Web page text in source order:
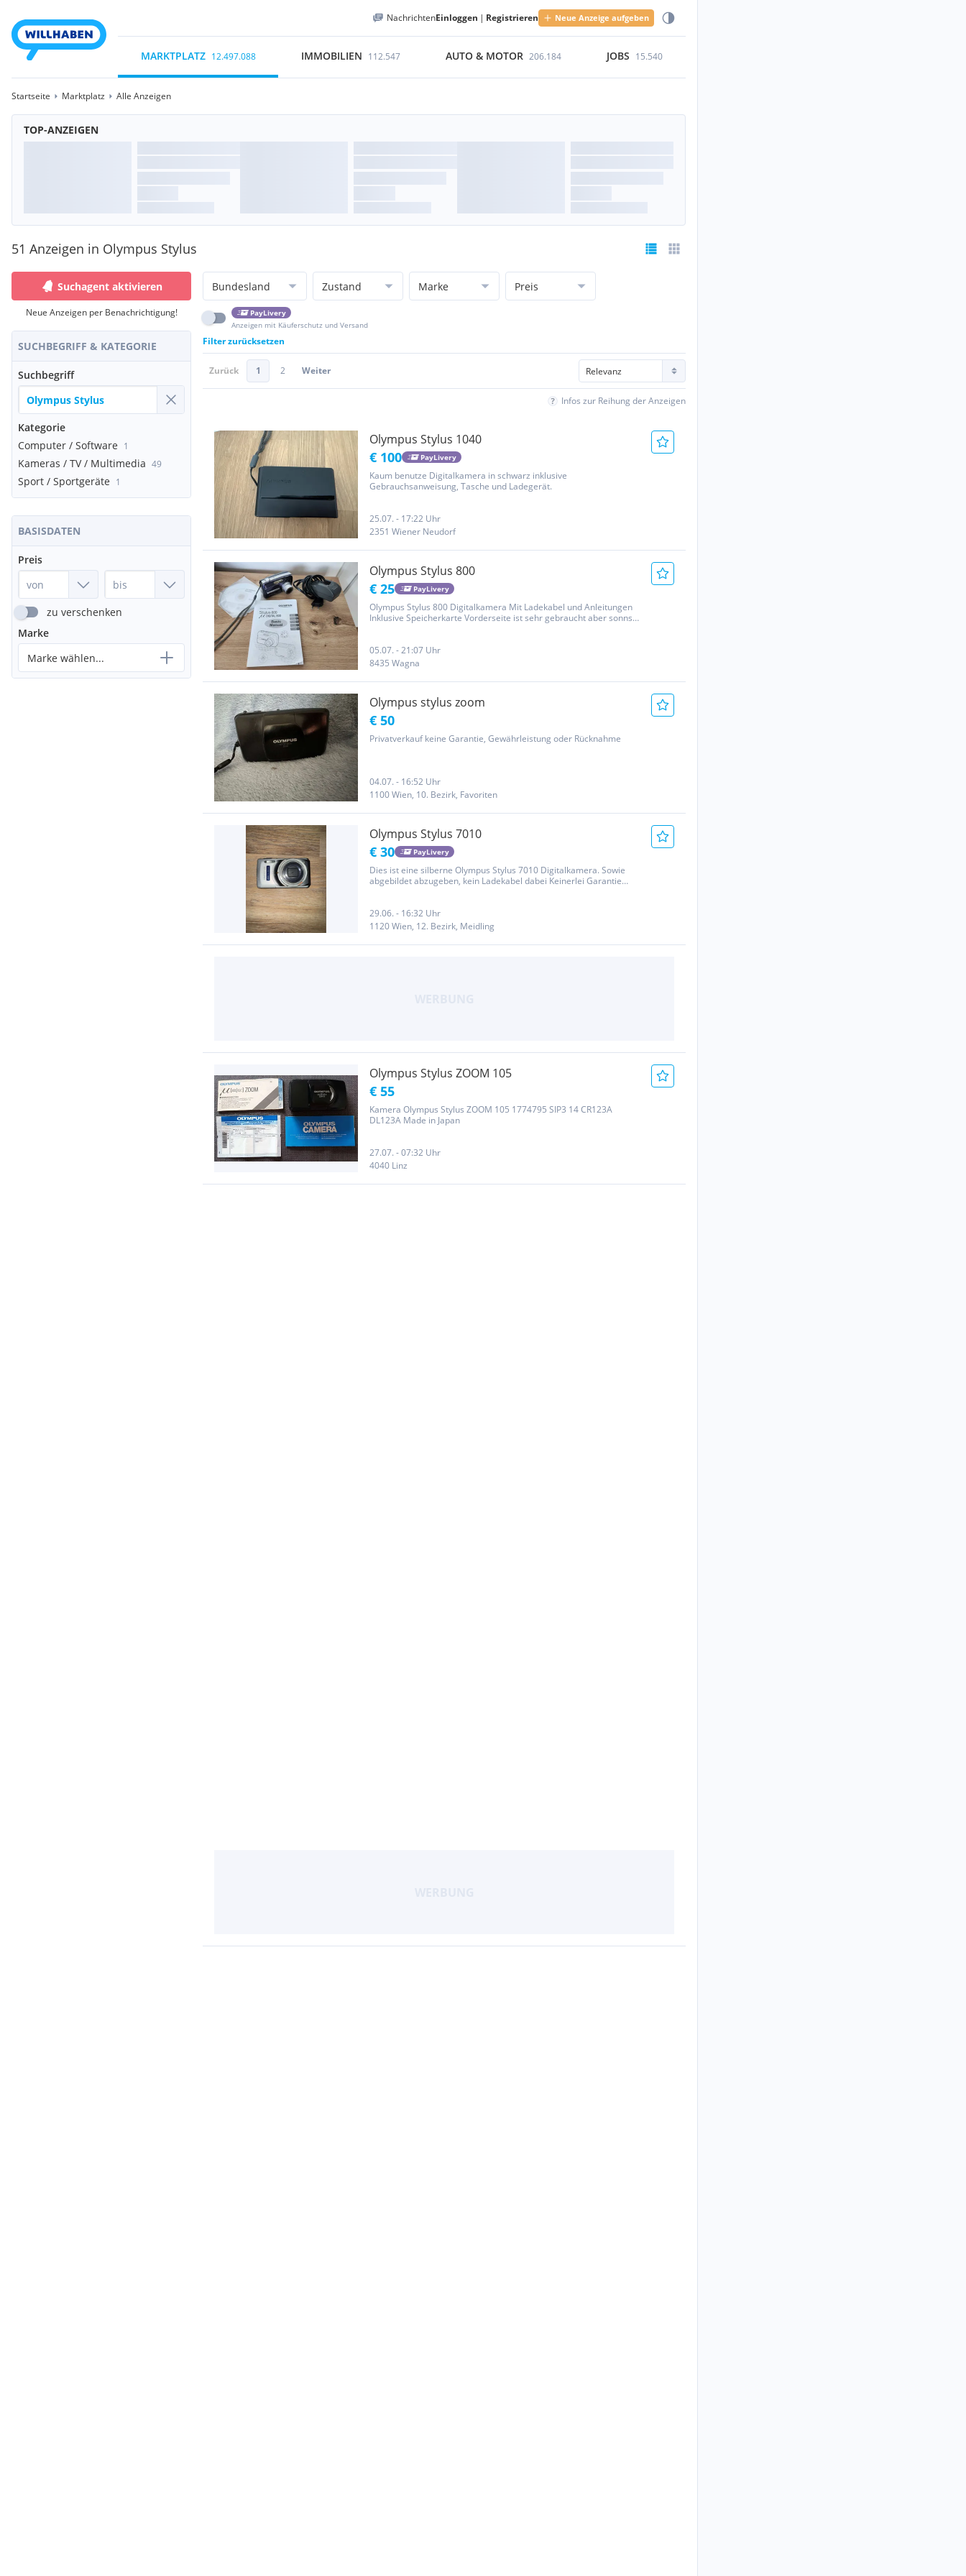
NachrichtenEinloggen | Registrieren Neue Anzeige aufgeben
MARKTPLATZ 12.497.088 IMMOBILIEN 112.547 AUTO & MOTOR 206.184 JOBS 15.540
Startseite Marktplatz Alle Anzeigen
TOP-ANZEIGEN
51 Anzeigen in Olympus Stylus
Suchagent aktivieren
Neue Anzeigen per Benachrichtigung!
SUCHBEGRIFF & KATEGORIE
Suchbegriff
Kategorie
Computer / Software 1
Kameras / TV / Multimedia 49
Sport / Sportgeräte 1
BASISDATEN
Preis
zu verschenken
Marke
Marke wählen...
Bundesland Zustand Marke Preis
PayLivery
Anzeigen mit Käuferschutz und Versand
Filter zurücksetzen
Zurück 1 2 Weiter
Infos zur Reihung der Anzeigen
Olympus Stylus 1040
€ 100 PayLivery
Kaum benutze Digitalkamera in schwarz inklusive
Gebrauchsanweisung, Tasche und Ladegerät.
25.07. - 17:22 Uhr
2351 Wiener Neudorf
Olympus Stylus 800
€ 25 PayLivery
Olympus Stylus 800 Digitalkamera Mit Ladekabel und Anleitungen
Inklusive Speicherkarte Vorderseite ist sehr gebraucht aber sonnst
05.07. - 21:07 Uhr
8435 Wagna
Olympus stylus zoom
€ 50
Privatverkauf keine Garantie, Gewährleistung oder Rücknahme
04.07. - 16:52 Uhr
1100 Wien, 10. Bezirk, Favoriten
Olympus Stylus 7010
€ 30 PayLivery
Dies ist eine silberne Olympus Stylus 7010 Digitalkamera. Sowie
abgebildet abzugeben, kein Ladekabel dabei Keinerlei Garantie
29.06. - 16:32 Uhr
1120 Wien, 12. Bezirk, Meidling
Olympus Stylus ZOOM 105
€ 55
Kamera Olympus Stylus ZOOM 105 1774795 SIP3 14 CR123A
DL123A Made in Japan
27.07. - 07:32 Uhr
4040 Linz